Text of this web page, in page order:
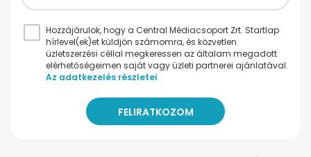
Hozzájárulok, hogy a Central Médiacsoport Zrt. Startlap
hírlevel(ek)et küldjön számomra, és közvetlen
üzletszerzési céllal megkeressen az általam megadott
elérhetőségeimen saját vagy üzleti partnerei ajánlatával.
Az adatkezelés részletei